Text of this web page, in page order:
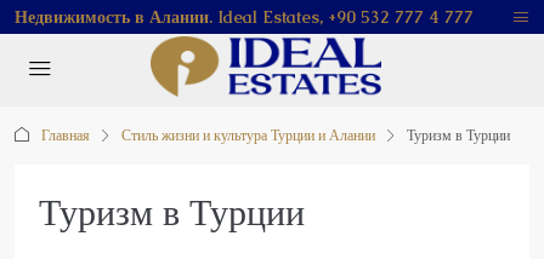
Недвижимость в Алании. Ideal Estates, +90 532 777 4 777
Главная Стиль жизни и культура Турции и Алании Туризм в Турции
Туризм в Турции